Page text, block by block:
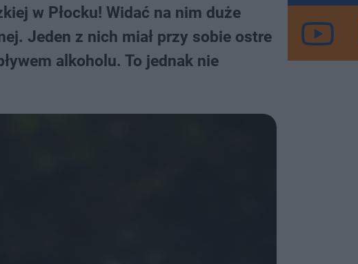
w Płocku! Widać na nim duże
Jeden z nich miał przy sobie ostre
alkoholu. To jednak nie